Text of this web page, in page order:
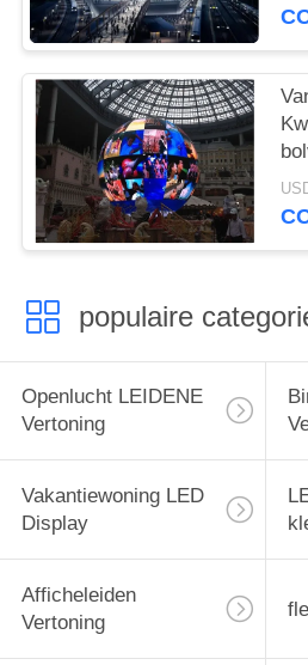
populaire
Openlucht LEIDENE
Vertoning
Vakantiewoning LED
Display
Afficheleiden
Vertoning